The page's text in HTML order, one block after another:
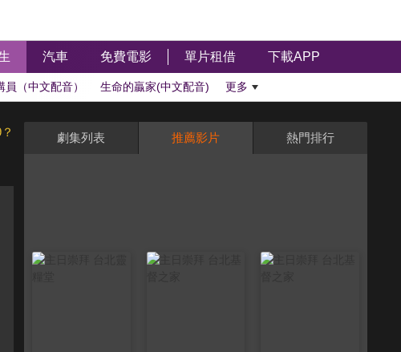
汽車 免費電影 單片租借 下載APP
員（中文配音） 生命的贏家(中文配音) 更多
劇集列表 推薦影片 熱門排行